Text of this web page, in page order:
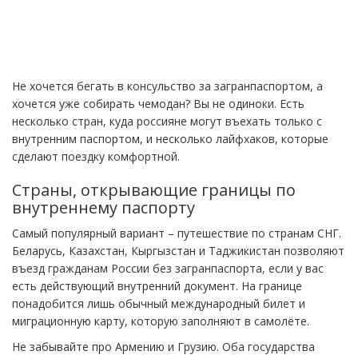
Не хочется бегать в консульство за загранпаспортом, а
хочется уже собирать чемодан? Вы не одиноки. Есть
несколько стран, куда россияне могут въехать только с
внутренним паспортом, и несколько лайфхаков, которые
сделают поездку комфортной.
Страны, открывающие границы по
внутреннему паспорту
Самый популярный вариант – путешествие по странам СНГ.
Беларусь, Казахстан, Кыргызстан и Таджикистан позволяют
въезд гражданам России без загранпаспорта, если у вас
есть действующий внутренний документ. На границе
понадобится лишь обычный международный билет и
миграционную карту, которую заполняют в самолёте.
Не забывайте про Армению и Грузию. Оба государства